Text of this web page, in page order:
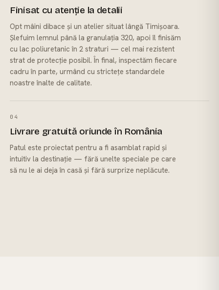
Finisat cu atenție la detalii
Opt mâini dibace și un atelier situat lângă Timișoara.
Șlefuim lemnul până la granulația 320, apoi îl finisăm
cu lac poliuretanic în 2 straturi — cel mai rezistent
strat de protecție posibil. În final, inspectăm fiecare
cadru în parte, urmând cu strictețe standardele
noastre înalte de calitate.
04
Livrare gratuită oriunde în România
Patul este proiectat pentru a fi asamblat rapid și
intuitiv la destinație — fără unelte speciale pe care
să nu le ai deja în casă și fără surprize neplăcute.